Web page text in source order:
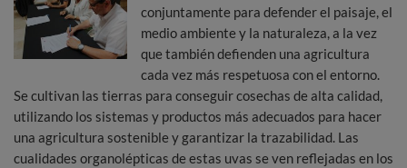
conjuntamente para defender el paisaje, el
medio ambiente y la naturaleza, a la vez
que también defienden una agricultura
cada vez más respetuosa con el entorno.
Se cultivan las tierras para conseguir cosechas de alta calidad,
utilizando los sistemas y productos más adecuados para hacer
una agricultura sostenible y garantizar la trazabilidad. Las
cualidades organolépticas de estas uvas se ven reflejadas en los